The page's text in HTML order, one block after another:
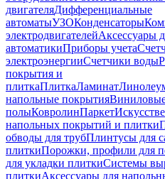
двигателяДифференциальные
автоматыУЗОКонденсаторы
электродвигателейАксессуары
автоматикиПриборы учета
электроэнергииСчетчики воды
покрытия и
плиткаПлиткаЛаминат
напольные покрытия
полыКовролинПаркет
напольных покрытий и плитки
обводы для трубПлинтусы для
плиткиПорожки, профили для
для укладки плиткиСистемы
плиткиАксессуары для